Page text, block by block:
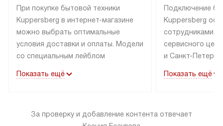
При покупке бытовой техники
Kuppersberg в интернет-магазине
можно выбрать оптимальные
условия доставки и оплаты. Модели
со специальным лейблом
в пределах МКАД до подъезда,
«в наличии» может быть отправлен
Показать ещё
Подключение
Kuppersberg
сотрудниками
сервисного
и Санкт-
подключается к
за пределы
Показать ещё
За проверку и добавление контента отвечает